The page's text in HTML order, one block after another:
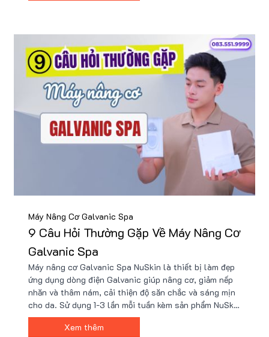
Máy Nâng Cơ Galvanic Spa
9 Câu Hỏi Thường Gặp Về Máy Nâng Cơ
Galvanic Spa
Máy nâng cơ Galvanic Spa NuSkin là thiết bị làm đẹp
ứng dụng dòng điện Galvanic giúp nâng cơ, giảm nếp
nhăn và thâm nám, cải thiện độ săn chắc và sáng mịn
cho da. Sử dụng 1-3 lần mỗi tuần kèm sản phẩm NuSkin
để dưỡng chất thấm sâu, tái tạo da tốt hơn. Nu88
cung cấp sản phẩm chính hãng kèm quà tặng giá trị.
Xem thêm